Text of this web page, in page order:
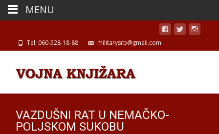
Tel: 060-528-18-88 militarysrb@gmail.com
VAZDUŠNI RAT U NEMAČKO-
POLJSKOM SUKOBU
MENU